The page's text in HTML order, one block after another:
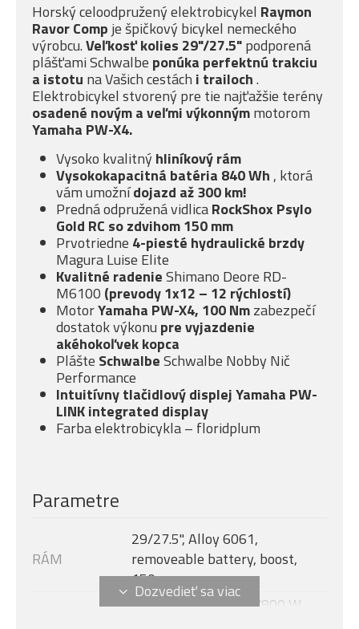
Horský celoodpružený elektrobicykel Raymon
Ravor Comp je špičkový bicykel nemeckého
výrobcu.Veľkosť kolies 29"/27.5"podporená
plášťami Schwalbe ponúka perfektnú trakciu
a istotu na Vašich cestách i trailoch.
Elektrobicykel stvorený pre tie najťažšie terény
osadené novým a veľmivýkonnýmmotorom
Yamaha PW-X4.
Vysoko kvalitný hliníkový rám
Vysokokapacitná batéria 840 Wh , ktorá
vám umožnídojazd až 300 km!
Predná odpružená vidlicaRockShox Psylo
Gold RC sozdvihom 150 mm
Prvotriedne 4-piesté hydraulické brzdy
Magura Luise Elite
Kvalitné radenieShimano Deore RD-
M6100 (prevody 1x12 – 12 rýchlostí)
MotorYamaha PW-X4, 100 Nmzabezpečí
dostatok výkonu pre vyjazdenie
akéhokoľvek kopca
Plášte SchwalbeSchwalbe Nobby Nič
Performance
Intuitívny tlačidlový displej Yamaha PW-
LINK integrated display
Farba elektrobicykla – floridplum
Parametre
RÁM
29/27.5", Alloy 6061,
removeable battery, boost,
150 mm
Yamaha PW-X4, 250/800 W,